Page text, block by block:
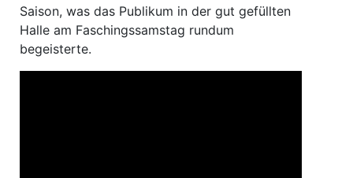
Saison, was das Publikum in der gut gefüllten
Halle am Faschingssamstag rundum
begeisterte.